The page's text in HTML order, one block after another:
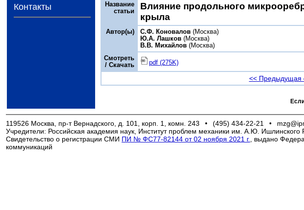
Контакты
Название
статьи
Влияние продольного
крыла
Автор(ы) С.Ф. Коновалов (Москва)
Ю.А. Лашков (Москва)
В.В. Михайлов (Москва)
Смотреть
/ Скачать
pdf (275K)
<< Предыдущая
119526 Москва, пр-т Вернадского, д. 101, корп. 1, комн. 243 • (495) 434-22-21 •
Учредители: Российская академия наук, Институт проблем механики им. А.Ю. Ишлинского
Свидетельство о регистрации СМИ ПИ № ФС77-82144 от 02 ноября 2021 г.
, выдано
коммуникаций